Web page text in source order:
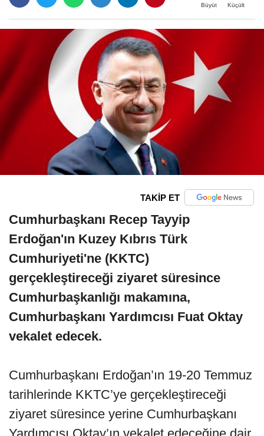
Büyüt Küçült
TAKİP ET
Cumhurbaşkanı Recep Tayyip
Erdoğan'ın Kuzey Kıbrıs Türk
Cumhuriyeti'ne (KKTC)
gerçekleştireceği ziyaret süresince
Cumhurbaşkanlığı makamına,
Cumhurbaşkanı Yardımcısı Fuat Oktay
vekalet edecek.
Cumhurbaşkanı Erdoğan’ın 19-20 Temmuz
tarihlerinde KKTC’ye gerçekleştireceği
ziyaret süresince yerine Cumhurbaşkanı